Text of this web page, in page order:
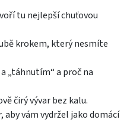
tu nejlepší chuťovou
krokem, který nesmíte
„táhnutím“ a proč na
čirý vývar bez kalu.
aby vám vydržel jako domácí